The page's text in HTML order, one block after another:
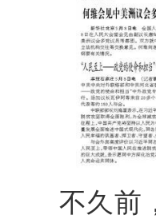
不久前